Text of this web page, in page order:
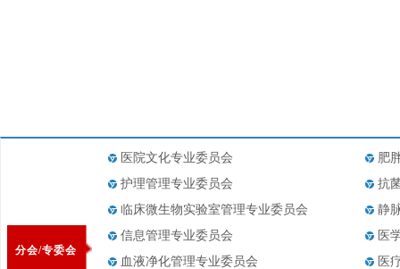
分会/专委会
医院文化专业委员会
肥
护理管理专业委员会
抗
临床微生物实验室管理专业委员会
静
信息管理专业委员会
医
血液净化管理专业委员会
医